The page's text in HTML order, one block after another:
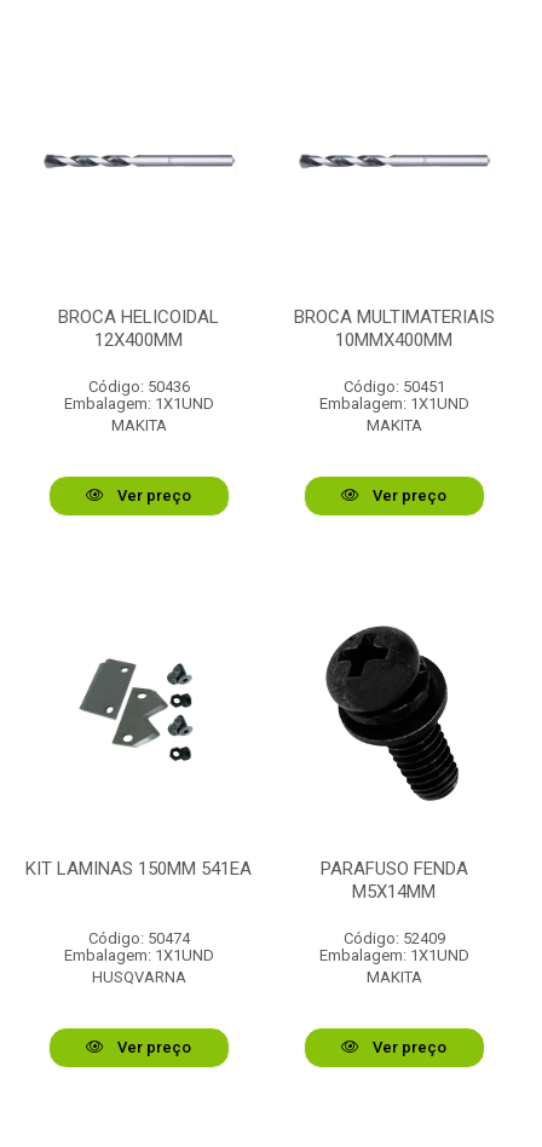
BROCA HELICOIDAL
12X400MM
Código: 50436
Embalagem: 1X1UND
MAKITA
Ver preço
BROCA MULTIMATERIAIS
10MMX400MM
Código: 50451
Embalagem: 1X1UND
MAKITA
Ver preço
KIT LAMINAS 150MM 541EA
Código: 50474
Embalagem: 1X1UND
HUSQVARNA
Ver preço
PARAFUSO FENDA
M5X14MM
Código: 52409
Embalagem: 1X1UND
MAKITA
Ver preço